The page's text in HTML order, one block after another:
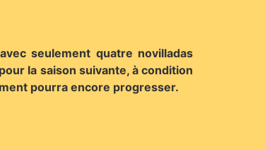
seulement quatre novilladas
la saison suivante, à condition
pourra encore progresser.